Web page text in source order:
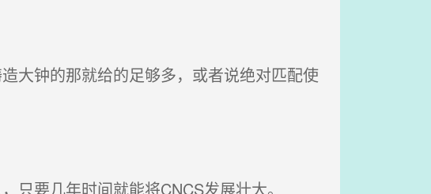
大钟的那就给的足够多，或者说绝对匹配使
要几年时间就能将CNCS发展壮大。